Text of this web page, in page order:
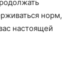
норм,
настоящей